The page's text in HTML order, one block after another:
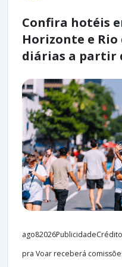
Confira hotéis
Horizonte e Rio
diárias a partir
pra Voar receberá